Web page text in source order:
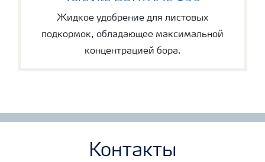
Жидкое удобрение для листовых
подкормок, обладающее максимальной
концентрацией бора.
Контакты